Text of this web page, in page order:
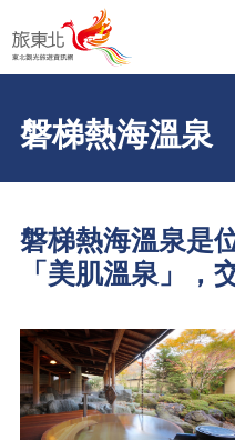
磐梯熱海溫泉
磐梯熱海溫泉是
「美肌溫泉」，